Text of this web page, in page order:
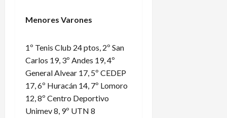
Menores Varones
1º Tenis Club 24 ptos, 2º San
Carlos 19, 3º Andes 19, 4º
General Alvear 17, 5º CEDEP
17, 6º Huracán 14, 7º Lomoro
12, 8º Centro Deportivo
Unimev 8, 9º UTN 8